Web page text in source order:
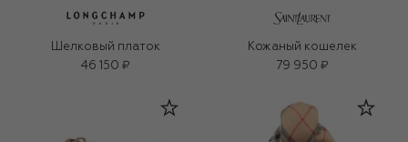
Шелковый платок
46 150 ₽
Кожаный кошелек
79 950 ₽